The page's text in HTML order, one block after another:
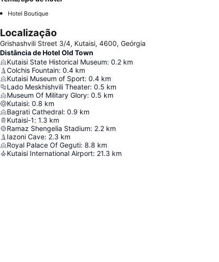
Hotel Boutique
Localização
Grishashvili Street 3/4, Kutaisi, 4600, Geórgia
Distância de Hotel Old Town
Kutaisi State Historical Museum: 0.2 km
Colchis Fountain: 0.4 km
Kutaisi Museum of Sport: 0.4 km
Lado Meskhishvili Theater: 0.5 km
Museum Of Military Glory: 0.5 km
Kutaisi: 0.8 km
Bagrati Cathedral: 0.9 km
Kutaisi-1: 1.3 km
Ramaz Shengelia Stadium: 2.2 km
Iazoni Cave: 2.3 km
Royal Palace Of Geguti: 8.8 km
Kutaisi International Airport: 21.3 km